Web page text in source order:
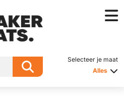
Selecteer je maat
Alles